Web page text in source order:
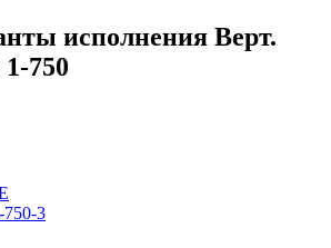
исполнения Верт.
750
3